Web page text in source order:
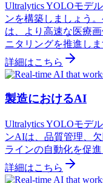
Ultralytics YOLOモデ
ンを構築しましょう
は、より高速な医療
ニタリングを推進しま
詳細はこちら
製造におけるAI
Ultralytics YOLOモデ
ンAIは、品質管理、
ラインの自動化を促進
詳細はこちら